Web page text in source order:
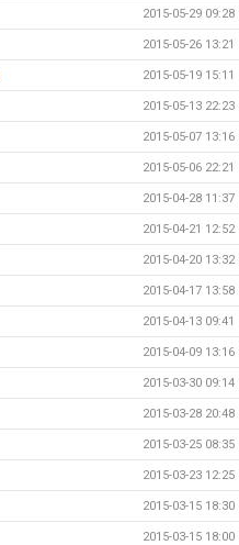
2015-05-29 09:28
2015-05-26 13:21
2015-05-19 15:11
2015-05-13 22:23
2015-05-07 13:16
2015-05-06 22:21
2015-04-28 11:37
2015-04-21 12:52
2015-04-20 13:32
2015-04-17 13:58
2015-04-13 09:41
2015-04-09 13:16
2015-03-30 09:14
2015-03-28 20:48
2015-03-25 08:35
2015-03-23 12:25
2015-03-15 18:30
2015-03-15 18:00